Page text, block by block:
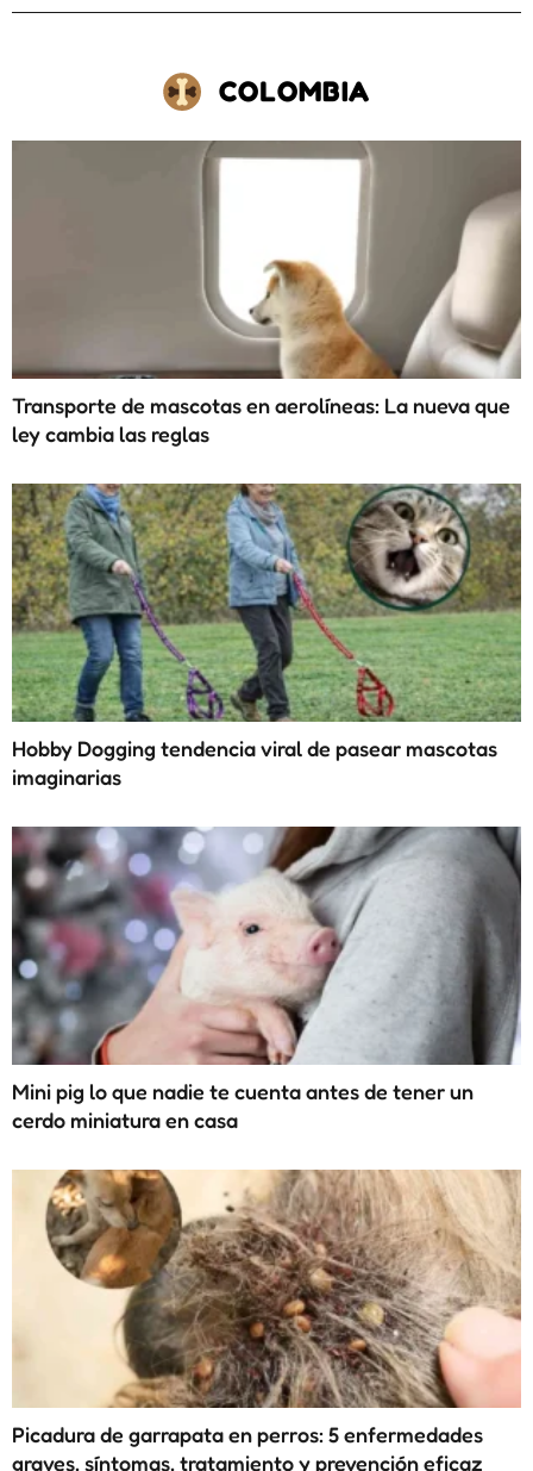
COLOMBIA
Transporte de mascotas en aerolíneas: La nueva que
ley cambia las reglas
Hobby Dogging tendencia viral de pasear mascotas
imaginarias
Mini pig lo que nadie te cuenta antes de tener un
cerdo miniatura en casa
Picadura de garrapata en perros: 5 enfermedades
graves, síntomas, tratamiento y prevención eficaz